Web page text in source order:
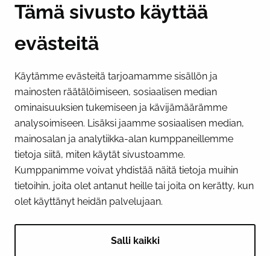
Tämä sivusto käyttää
evästeitä
Käytämme evästeitä tarjoamamme sisällön ja
mainosten räätälöimiseen, sosiaalisen median
ominaisuuksien tukemiseen ja kävijämäärämme
analysoimiseen. Lisäksi jaamme sosiaalisen median,
mainosalan ja analytiikka-alan kumppaneillemme
tietoja siitä, miten käytät sivustoamme.
Kumppanimme voivat yhdistää näitä tietoja muihin
tietoihin, joita olet antanut heille tai joita on kerätty, kun
olet käyttänyt heidän palvelujaan.
Salli kaikki
PI­KA­LINK­KE­JÄ
Näytä evästeasetukseni
SOSIAALINEN MEDIA
Facebook InstagramYouTube